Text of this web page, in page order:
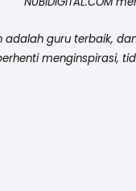
adalah guru terbaik,
menginspirasi,